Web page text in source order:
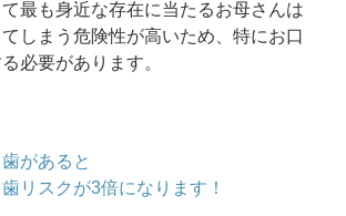
最も身近な存在に当たるお母さんは
しまう危険性が高いため、特にお口
必要があります。
があると
リスクが3倍になります！